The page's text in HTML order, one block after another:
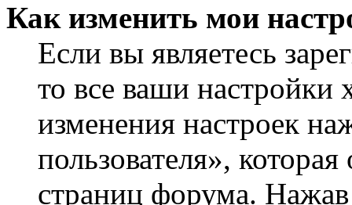
Как изменить мои
Если вы являетесь
то все ваши настройки
изменения настроек
пользователя»,
страниц форума.